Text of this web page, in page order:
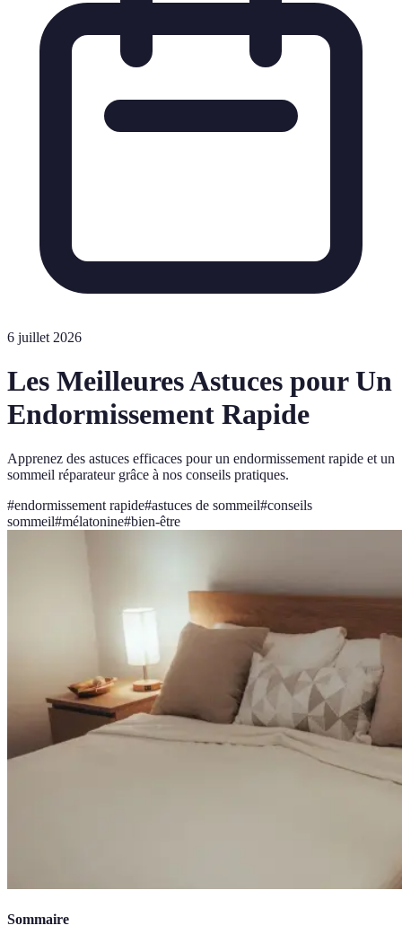
6 juillet 2026
Les Meilleures Astuces pour Un
Endormissement Rapide
Apprenez des astuces efficaces pour un endormissement rapide et un
sommeil réparateur grâce à nos conseils pratiques.
#endormissement rapide#astuces de sommeil#conseils
sommeil#mélatonine#bien-être
Sommaire